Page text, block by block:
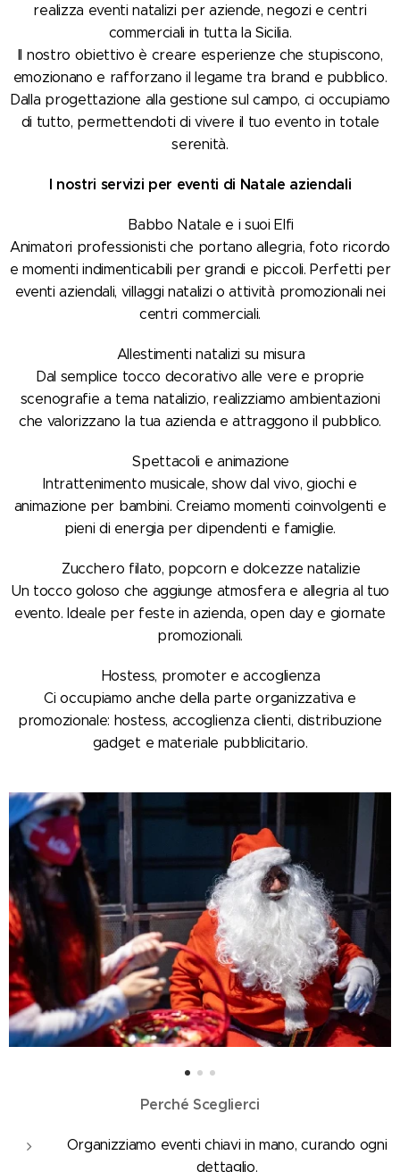
realizza eventi natalizi per aziende, negozi e centri
commerciali in tutta la Sicilia.
Il nostro obiettivo è creare esperienze che stupiscono,
emozionano e rafforzano il legame tra brand e pubblico.
Dalla progettazione alla gestione sul campo, ci occupiamo
di tutto, permettendoti di vivere il tuo evento in totale
serenità.
I nostri servizi per eventi di Natale aziendali
🎅 Babbo Natale e i suoi Elfi
Animatori professionisti che portano allegria, foto ricordo
e momenti indimenticabili per grandi e piccoli. Perfetti per
eventi aziendali, villaggi natalizi o attività promozionali nei
centri commerciali.
🎄 Allestimenti natalizi su misura
Dal semplice tocco decorativo alle vere e proprie
scenografie a tema natalizio, realizziamo ambientazioni
che valorizzano la tua azienda e attraggono il pubblico.
🎤 Spettacoli e animazione
Intrattenimento musicale, show dal vivo, giochi e
animazione per bambini. Creiamo momenti coinvolgenti e
pieni di energia per dipendenti e famiglie.
🍭 Zucchero filato, popcorn e dolcezze natalizie
Un tocco goloso che aggiunge atmosfera e allegria al tuo
evento. Ideale per feste in azienda, open day e giornate
promozionali.
👩‍💼 Hostess, promoter e accoglienza
Ci occupiamo anche della parte organizzativa e
promozionale: hostess, accoglienza clienti, distribuzione
gadget e materiale pubblicitario.
Perché Sceglierci
Organizziamo eventi chiavi in mano, curando ogni
dettaglio.